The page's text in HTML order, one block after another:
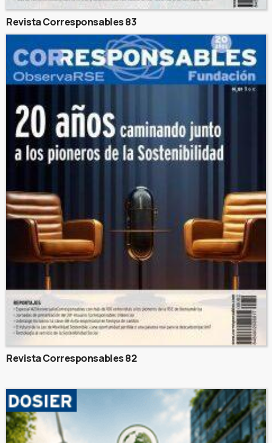
Revista Corresponsables 83
Revista Corresponsables 82